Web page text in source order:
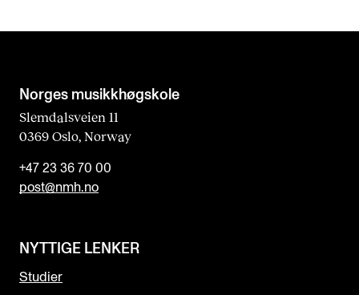
Norges musikk­høgskole
Slemdalsveien 11
0369 Oslo, Norway
+47 23 36 70 00
post@nmh.no
NYTTIGE LENKER
Studier